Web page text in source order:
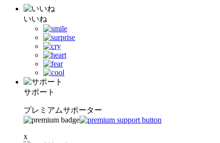
いいね
サポート
プレミアムサポーター
x